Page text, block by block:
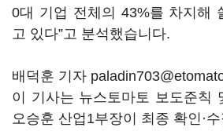
0대 기업 전체의 43%를 차지해
고 있다”고 분석했습니다.
배덕훈 기자
이 기사는 뉴스토마토 보도준칙
오승훈 산업1부장이 최종 확인·